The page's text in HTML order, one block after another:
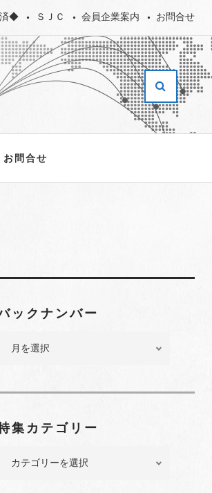
◆ ＳＪＣ 会員企業案内 お問合せ
お問合せ
ックナンバー
集カテゴリー